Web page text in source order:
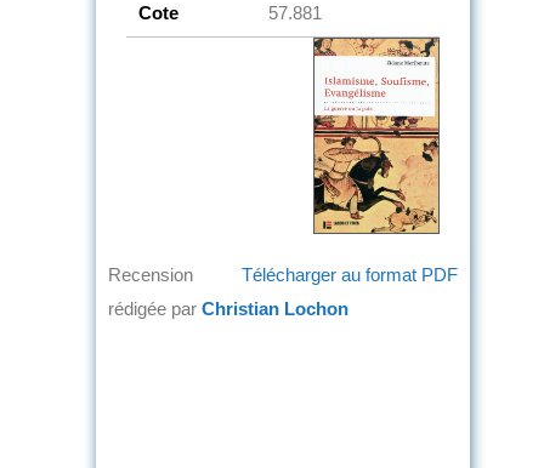
Cote 57.881
Télécharger au format PDF
Recension
rédigée par Christian Lochon